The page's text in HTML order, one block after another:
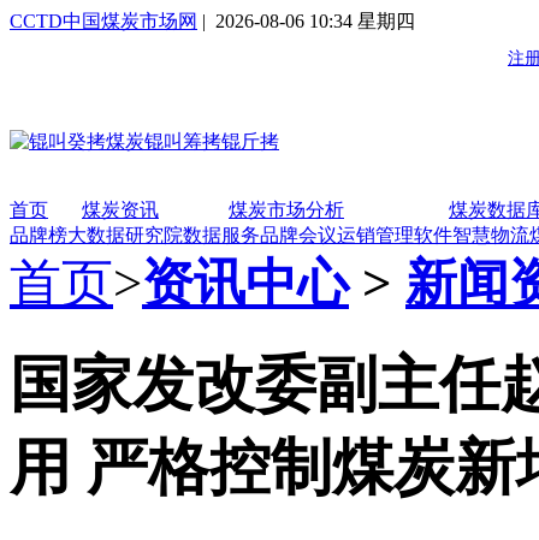
CCTD中国煤炭市场网 | 2026-08-06 10:34 星期四
首页 煤炭资讯 煤炭市场分析
煤炭数据
品牌榜大数据研究院数据服务品牌会议运销管理软件智慧物流
首页>资讯中心> 新闻
国家发改委副主任
用 严格控制煤炭新